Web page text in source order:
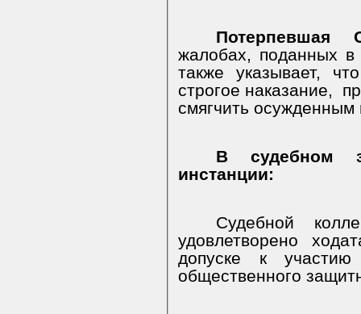
Потерпевшая
жалобах, поданных
также указывает,
строгое наказание,
смягчить
В судебном
инстанции:
Судебной
удовлетворено
допуске к
общественного